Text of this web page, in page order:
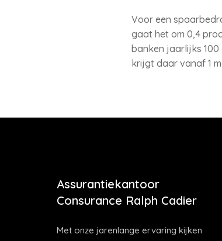
Voor een
gaat het om 0,4
banken jaarlijks
krijgt daar vanaf 1
Assurantiekantoor
Consurance Ralph Cadier
Met onze jarenlange ervaring kijken